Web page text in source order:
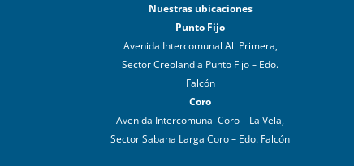
Nuestras ubicaciones
Punto Fijo
Avenida Intercomunal Ali Primera,
Sector Creolandia Punto Fijo – Edo.
Falcón
Coro
Avenida Intercomunal Coro – La Vela,
Sector Sabana Larga Coro – Edo. Falcón